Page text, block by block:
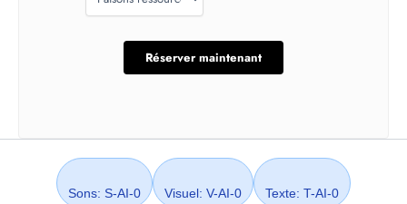
Sons: S-AI-0 Visuel: V-AI-0 Texte: T-AI-0